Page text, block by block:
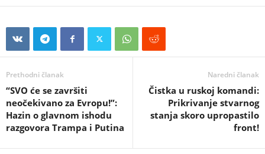
Prethodni članak
“SVO će se završiti
neočekivano za Evropu!”:
Hazin o glavnom ishodu
razgovora Trampa i Putina
Naredni članak
Čistka u ruskoj komandi:
Prikrivanje stvarnog
stanja skoro upropastilo
front!